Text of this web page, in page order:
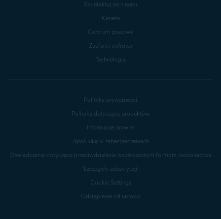
Skontaktuj się z nami
Kariera
Centrum prasowe
Zaufanie cyfrowe
Technologia
Polityka prywatności
Polityka dotycząca produktów
Informacje prawne
Zgłoś lukę w zabezpieczeniach
Oświadczenie dotyczące przeciwdziałania współczesnym formom niewolnictwa
Szczegóły subskrypcji
Cookie Settings
Odstąpienie od umowy